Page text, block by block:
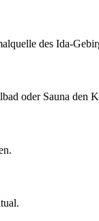
des Ida-
oder Sauna den